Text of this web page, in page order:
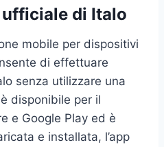
ufficiale di Italo
mobile per dispositivi
di effettuare
senza utilizzare una
disponibile per il
e Google Play ed è
e installata, l’app